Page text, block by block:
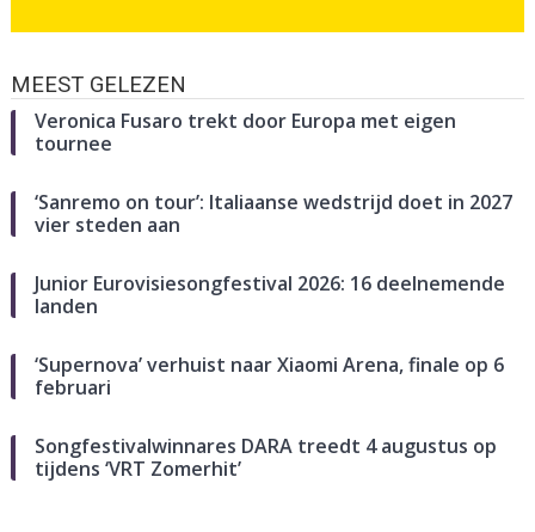
MEEST GELEZEN
Veronica Fusaro trekt door Europa met eigen
tournee
‘Sanremo on tour’: Italiaanse wedstrijd doet in 2027
vier steden aan
Junior Eurovisiesongfestival 2026: 16 deelnemende
landen
‘Supernova’ verhuist naar Xiaomi Arena, finale op 6
februari
Songfestivalwinnares DARA treedt 4 augustus op
tijdens ‘VRT Zomerhit’